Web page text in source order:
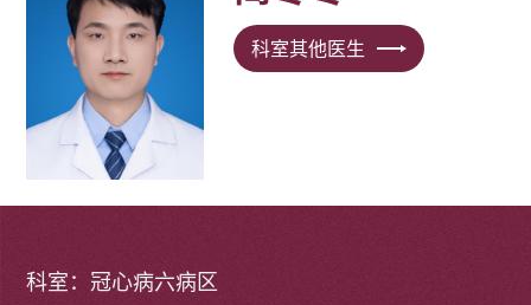
科室其他医生
科室：冠心病六病区